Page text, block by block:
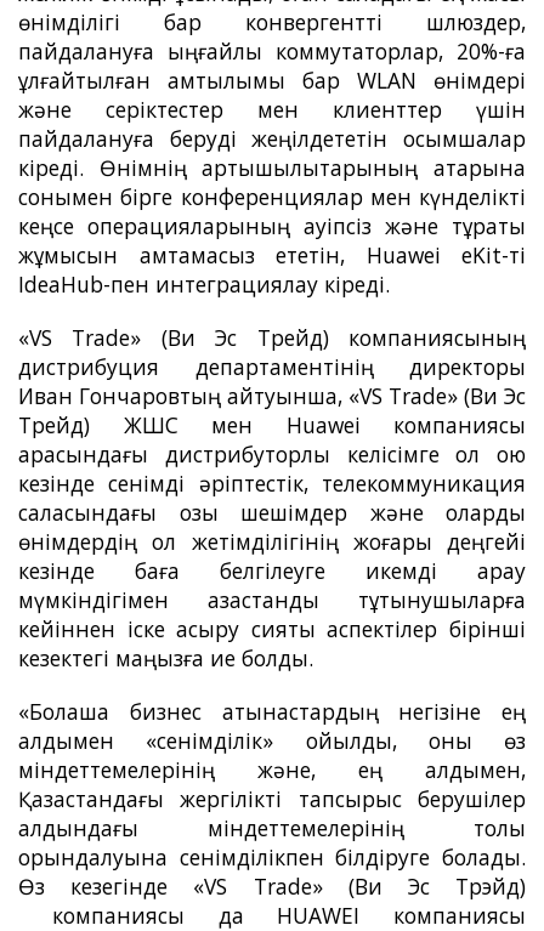
өнімділігі бар конвергентті шлюздер,
пайдалануға ыңғайлы коммутаторлар, 20%-ға
ұлғайтылған қамтылымы бар WLAN өнімдері
және серіктестер мен клиенттер үшін
пайдалануға беруді жеңілдететін қосымшалар
кіреді. Өнімнің артықшылықтарының қатарына
сонымен бірге конференциялар мен күнделікті
кеңсе операцияларының қауіпсіз және тұрақты
жұмысын қамтамасыз ететін, Huawei eKit-ті
IdeaHub-пен интеграциялау кіреді.
«VS Trade» (Ви Эс Трейд) компаниясының
дистрибуция департаментінің директоры
Иван Гончаровтың айтуынша, «VS Trade» (Ви Эс
Трейд) ЖШС мен Huawei компаниясы
арасындағы дистрибуторлық келісімге қол қою
кезінде сенімді әріптестік, телекоммуникация
саласындағы озық шешімдер және оларды
өнімдердің қол жетімділігінің жоғары деңгейі
кезінде баға белгілеуге икемді қарау
мүмкіндігімен қазақстандық тұтынушыларға
кейіннен іске асыру сияқты аспектілер бірінші
кезектегі маңызға ие болды.
«Болашақ бизнес қатынастардың негізіне ең
алдымен «сенімділік» қойылды, оны өз
міндеттемелерінің және, ең алдымен,
Қазақстандағы жергілікті тапсырыс берушілер
алдындағы міндеттемелерінің толық
орындалуына сенімділікпен білдіруге болады.
Өз кезегінде «VS Trade» (Ви Эс Трэйд)
компаниясы да HUAWEI компаниясы